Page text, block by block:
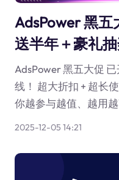
AdsPower 黑五
送半年＋豪礼
AdsPower 黑五大促
线！ 超大折扣 + 超长
你越参与越值、越用越
2025-12-05 14:21